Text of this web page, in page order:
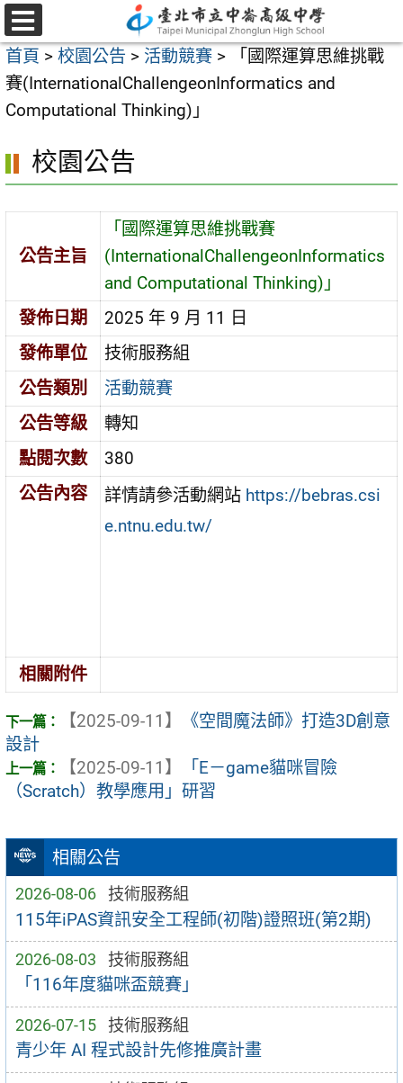
跳
至
主
要
內
區
選
單
首頁 > 校園公告 > 活動競賽 >
「國際運算思維挑戰
賽(InternationalChallengeonInformatics and
Computational Thinking)」
相關公告
2026-08-06 技術服務組
115年iPAS資訊安全工程師(初階)證照班(第2期)
2026-08-03 技術服務組
「116年度貓咪盃競賽」
2026-07-15 技術服務組
青少年 AI 程式設計先修推廣計畫
校園公告
公告主旨
「國際運算思維挑戰賽
(InternationalChallengeonInformatics
and Computational Thinking)」
發佈日期
2025 年 9 月 11 日
發佈單位
技術服務組
公告類別
活動競賽
公告等級
轉知
點閱次數
380
公告內容
詳情請參活動網站 https://bebras.csi
e.ntnu.edu.tw/
相關附件
【2025-09-11】
《空間魔法師》打造3D創意
設計
【2025-09-11】
「E－game貓咪冒險
（Scratch）教學應用」研習